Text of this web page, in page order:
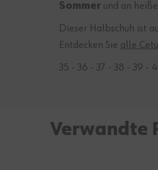
Sommer und an
Dieser Halbschuh ist
Entdecken Sie alle
35 - 36 - 37 - 38 - 39 -
Verwandte